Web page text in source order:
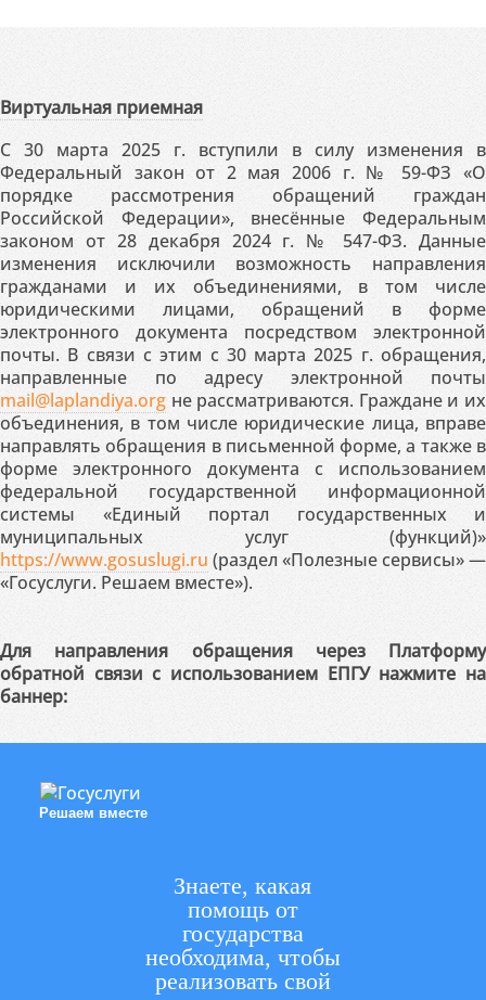
Виртуальная приемная
С 30 марта 2025 г. вступили в силу изменения в
Федеральный закон от 2 мая 2006 г. № 59-ФЗ «О
порядке рассмотрения обращений граждан
Российской Федерации», внесённые Федеральным
законом от 28 декабря 2024 г. № 547-ФЗ. Данные
изменения исключили возможность направления
гражданами и их объединениями, в том числе
юридическими лицами, обращений в форме
электронного документа посредством электронной
почты. В связи с этим с 30 марта 2025 г. обращения,
направленные по адресу электронной почты
mail@laplandiya.org не рассматриваются. Граждане и их
объединения, в том числе юридические лица, вправе
направлять обращения в письменной форме, а также в
форме электронного документа с использованием
федеральной государственной информационной
системы «Единый портал государственных и
муниципальных услуг (функций)»
https://www.gosuslugi.ru (раздел «Полезные сервисы» —
«Госуслуги. Решаем вместе»).
Для направления обращения через Платформу
обратной связи с использованием ЕПГУ нажмите на
баннер:
Решаем вместе
Знаете, какая
помощь от
государства
необходима, чтобы
реализовать свой